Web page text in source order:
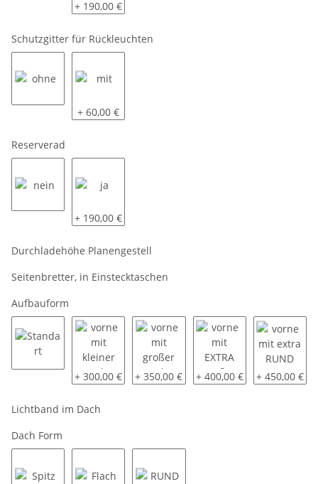
siehe Beschreibung
komplett LED
+ 190,00 €
Schutzgitter für Rückleuchten
mit
+ 60,00 €
Reserverad
ja
+ 190,00 €
Durchladehöhe Planengestell
Seitenbretter, in Einstecktaschen
Aufbauform
Standartvorne mit kleiner aerodynamischen Schräge ca. 40
+ 300,00 € vorne mit großer aerodynamischen
+ 350,00 € vorne mit EXTRA großer
+ 400,00 € vorne mit
+ 450,00 €
Lichtband im Dach
Dach Form